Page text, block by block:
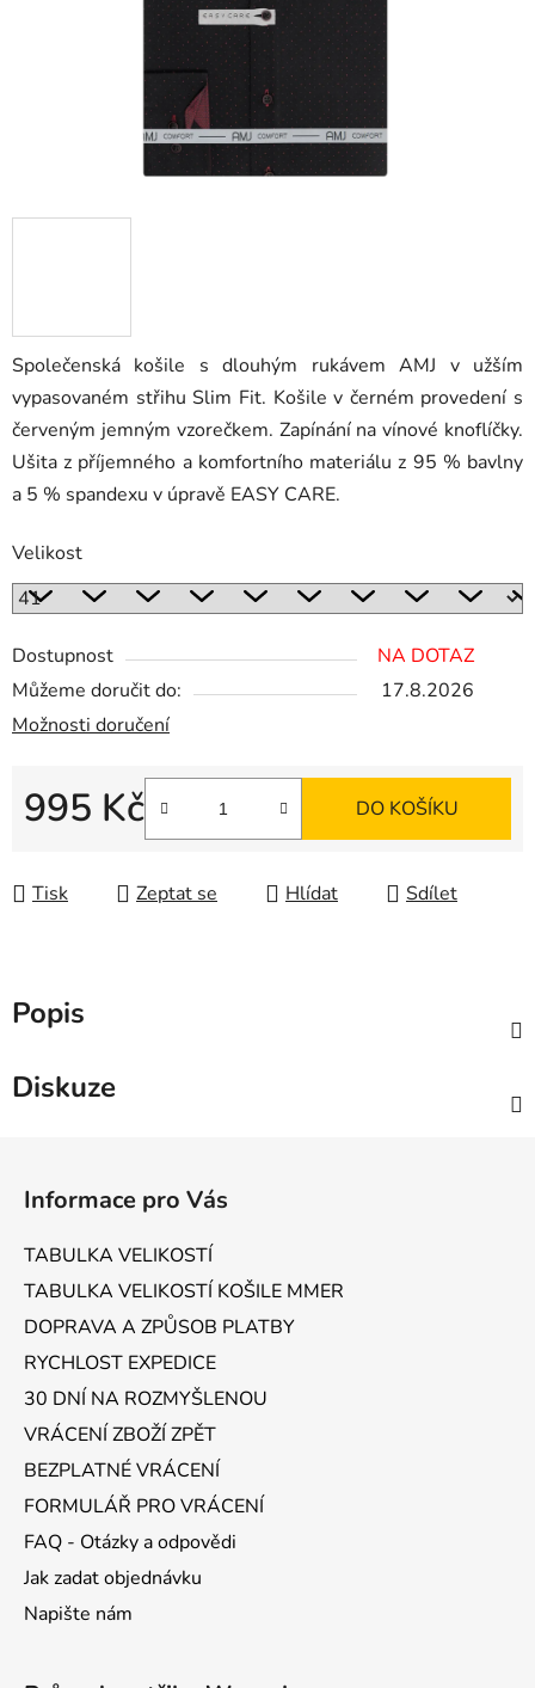
Společenská košile s dlouhým rukávem AMJ v užším
vypasovaném střihu Slim Fit. Košile v černém provedení s
červeným jemným vzorečkem. Zapínání na vínové knoflíčky.
Ušita z příjemného a komfortního materiálu z 95 % bavlny
a 5 % spandexu v úpravě EASY CARE.
Velikost
Dostupnost
NA DOTAZ
Můžeme doručit do:
17.8.2026
Možnosti doručení
995 Kč DO KOŠÍKU
Tisk Zeptat se Hlídat Sdílet
Popis
Diskuze
Informace pro Vás
TABULKA VELIKOSTÍ
TABULKA VELIKOSTÍ KOŠILE MMER
DOPRAVA A ZPŮSOB PLATBY
RYCHLOST EXPEDICE
30 DNÍ NA ROZMYŠLENOU
VRÁCENÍ ZBOŽÍ ZPĚT
BEZPLATNÉ VRÁCENÍ
FORMULÁŘ PRO VRÁCENÍ
FAQ - Otázky a odpovědi
Jak zadat objednávku
Napište nám